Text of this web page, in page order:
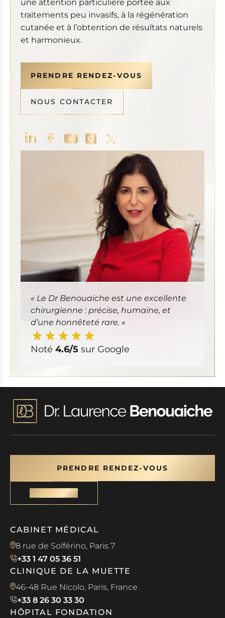
une attention particulière portée aux
traitements peu invasifs, à la régénération
cutanée et à l’obtention de résultats naturels
et harmonieux.
PRENDRE RENDEZ-VOUS
NOUS CONTACTER
« Le Dr Benouaiche est une excellente
chirurgienne : précise, humaine, et
d’une honnêteté rare. »
Noté 4.6/5 sur Google
PRENDRE RENDEZ-VOUS
CONTACT
CABINET MÉDICAL
8 rue de Solférino, Paris 7
+33 1 47 05 36 51
CLINIQUE DE LA MUETTE
46-48 Rue Nicolo, Paris, France
+33 8 26 30 33 30
HÔPITAL FONDATION